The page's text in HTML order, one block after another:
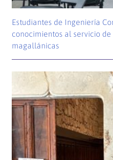
Estudiantes de Ingeniería
conocimientos al servicio
magallánicas